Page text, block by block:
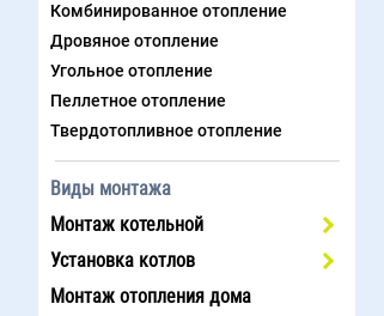
Комбинированное отопление
Дровяное отопление
Угольное отопление
Пеллетное отопление
Твердотопливное отопление
Виды монтажа
Монтаж котельной
Установка котлов
Монтаж отопления дома